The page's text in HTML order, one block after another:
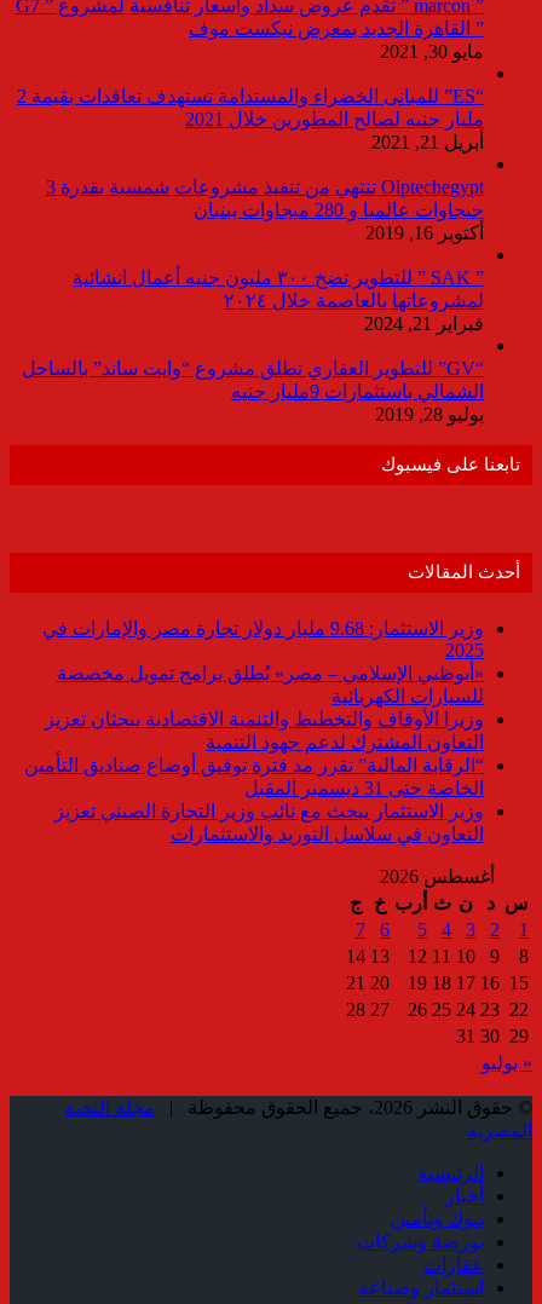
” marcon ” تقدم عروض سداد وأسعار تنافسية لمشروع ” G7
” القاهرة الجديد بمعرض نيكست موف
مايو 30, 2021
“ES” للمبانى الخضراء والمستدامة تستهدف تعاقدات بقيمة 2
مليار جنيه لصالح المطورين خلال 2021
أبريل 21, 2021
Olptechegypt تنتهي من تنفيذ مشروعات شمسية بقدرة 3
جيجاوات عالميا و 280 ميجاوات ببنبان
أكتوبر 16, 2019
” SAK ” للتطوير تضخ ٣٠٠ مليون جنيه أعمال انشائية
لمشروعاتها بالعاصمة خلال ٢٠٢٤
فبراير 21, 2024
“GV” للتطوير العقاري تطلق مشروع “وايت ساند” بالساحل
الشمالي باستثمارات 9مليار جنيه
يوليو 28, 2019
تابعنا على فيسبوك
أحدث المقالات
وزير الاستثمار: 9.68 مليار دولار تجارة مصر والإمارات في
2025
«أبوظبي الإسلامي – مصر» يُطلق برامج تمويل مخصصة
للسيارات الكهربائية
وزيرا الأوقاف والتخطيط والتنمية الاقتصادية يبحثان تعزيز
التعاون المشترك لدعم جهود التنمية
“الرقابة المالية” تقرر مد فترة توفيق أوضاع صناديق التأمين
الخاصة حتى 31 ديسمبر المقبل
وزير الاستثمار يبحث مع نائب وزير التجارة الصيني تعزيز
التعاون في سلاسل التوريد والاستثمارات
أغسطس 2026
س د ن ث أرب خ
ج
1
2
3
4
5
6
7
8
9
10
11
12
13
14
15
16
17
18
19
20
21
22
23
24
25
26
27
28
29
30
31
« يوليو
© حقوق النشر 2026، جميع الحقوق محفوظة |
مجلة النخبة
المصرية
الرئيسية
أخبار
بنوك وتأمين
بورصة وشركات
عقارات
استثمار وصناعة